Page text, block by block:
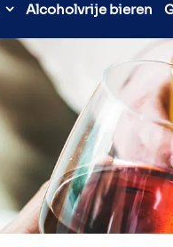
Alcoholvrije bieren